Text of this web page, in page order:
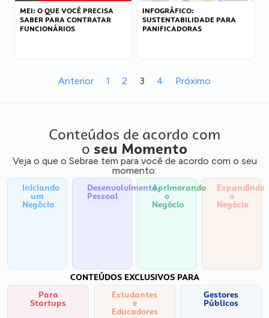
MEI: O QUE VOCÊ PRECISA
SABER PARA CONTRATAR
FUNCIONÁRIOS
INFOGRÁFICO:
SUSTENTABILIDADE PARA
PANIFICADORAS
Anterior 1 2 3 4 Próximo
Conteúdos de acordo com
o seu Momento
Veja o que o Sebrae tem para você de acordo com o seu
momento:
Iniciando
um
Negócio
Desenvolvimento
Pessoal
Aprimorando
o
Negócio
Expandindo
o
Negócio
CONTEÚDOS EXCLUSIVOS PARA
Para
Startups
Estudantes
e
Educadores
Gestores
Públicos